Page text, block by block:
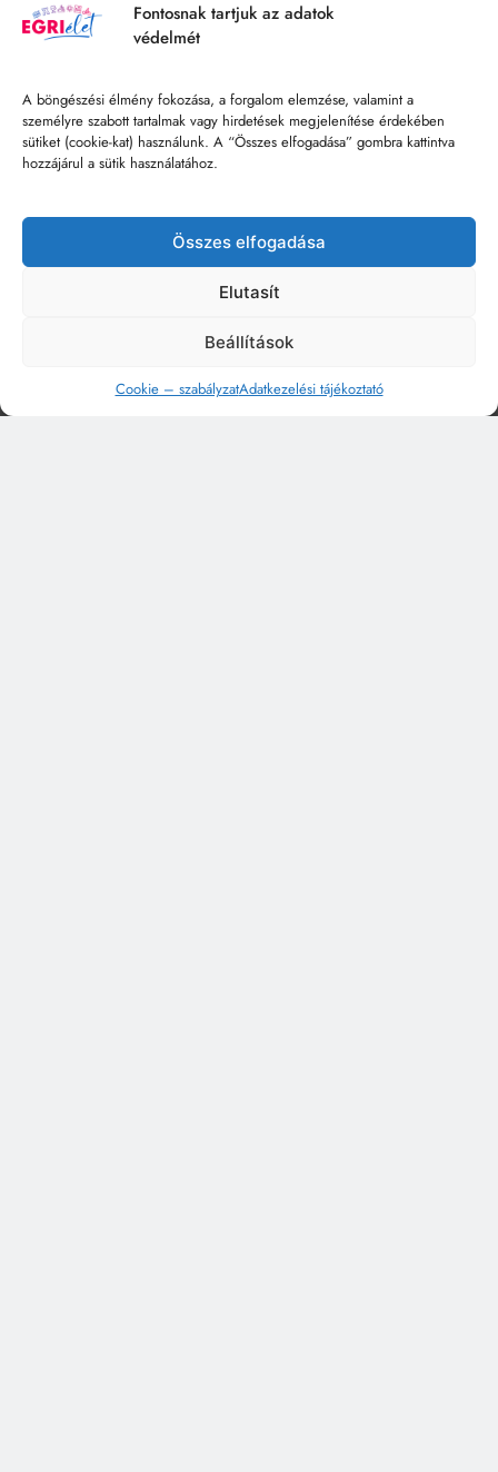
Fontosnak tartjuk az adatok
védelmét
A böngészési élmény fokozása, a forgalom elemzése, valamint a
személyre szabott tartalmak vagy hirdetések megjelenítése érdekében
sütiket (cookie-kat) használunk. A “Összes elfogadása” gombra kattintva
hozzájárul a sütik használatához.
Összes elfogadása
Elutasít
Beállítások
Cookie – szabályzatAdatkezelési tájékoztató